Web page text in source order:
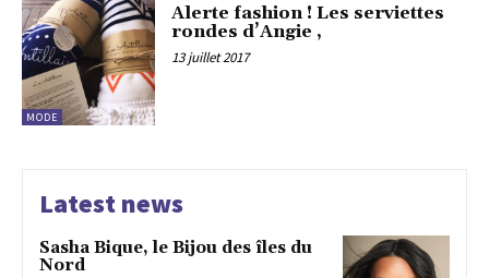
MODE
Alerte fashion ! Les serviettes
rondes d’Angie ,
13 juillet 2017
Latest news
Sasha Bique, le Bijou des îles du
Nord